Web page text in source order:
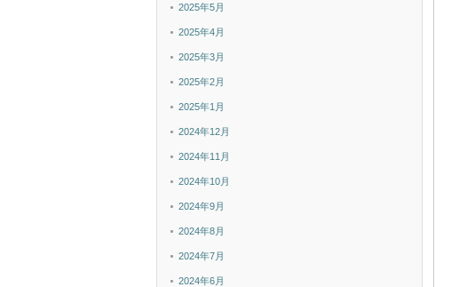
2025年5月
2025年4月
2025年3月
2025年2月
2025年1月
2024年12月
2024年11月
2024年10月
2024年9月
2024年8月
2024年7月
2024年6月